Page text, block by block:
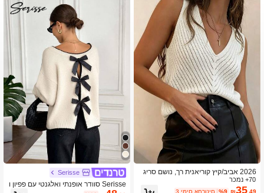
4.91 1M עוקבים
4.91 1M עוקבים
4.91 1M עוקבים
1M עוקבים
1M עוקבים
2026 אביב/קיץ קוריאנית רך, נושם סריג
צוואון V ללא שרוולים, עיצוב מינימליסטי
אלגנטי מחמיא לקו הצוואר והפנים, מתאי
70+ נמכר
₪35.49
%9
3 ימים אחרונים
Serisse
Serisse סוודר אופנתי ואלגנטי עם פפיון ו